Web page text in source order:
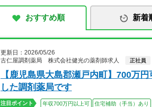
おすすめ順 新着
更新日：2026/05/26
古仁屋調剤薬局 株式会社健光の薬剤師求人
正社員
【鹿児島県大島郡瀬戸内町】700万
した調剤薬局です
注目ポイント 年収700万円以上可
住宅補助（手当）あり